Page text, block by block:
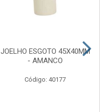
JOELHO ESGOTO 45X40MM
- AMANCO
Código: 40177